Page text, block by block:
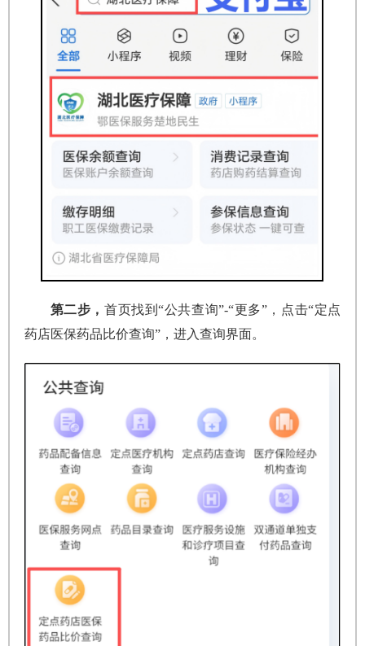
第二步， 首页找到“公共查询”-“更多”，点击“定点
药店医保药品比价查询”，进入查询界面。